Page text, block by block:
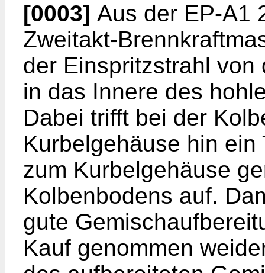
[0003] Aus der EP-A1
Zweitakt-
der Einspritzstrahl
in das Innere des
Dabei trifft bei der
Kurbelgehäuse hin
zum Kurbelgehäuse
Kolbenbodens auf.
gute
Kauf genommen